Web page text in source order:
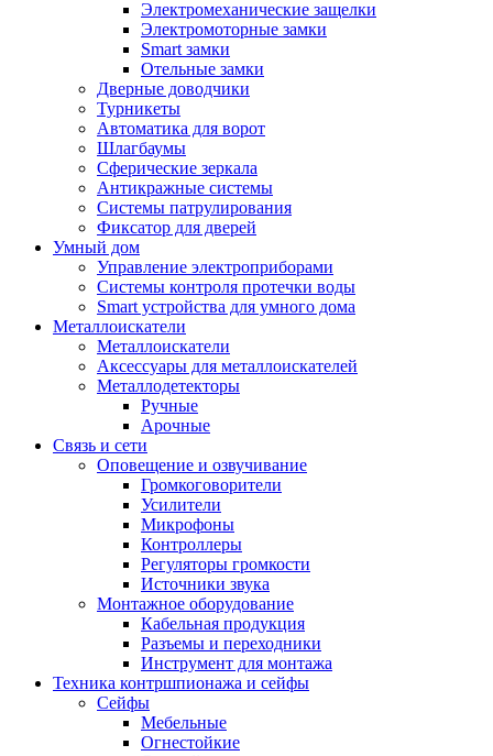
Электромеханические защелки
Электромоторные замки
Smart замки
Отельные замки
Дверные доводчики
Турникеты
Автоматика для ворот
Шлагбаумы
Сферические зеркала
Антикражные системы
Системы патрулирования
Фиксатор для дверей
Умный дом
Управление электроприборами
Системы контроля протечки воды
Smart устройства для умного дома
Металлоискатели
Металлоискатели
Аксессуары для металлоискателей
Металлодетекторы
Ручные
Арочные
Связь и сети
Оповещение и озвучивание
Громкоговорители
Усилители
Микрофоны
Контроллеры
Регуляторы громкости
Источники звука
Монтажное оборудование
Кабельная продукция
Разъемы и переходники
Инструмент для монтажа
Техника контршпионажа и сейфы
Сейфы
Мебельные
Огнестойкие